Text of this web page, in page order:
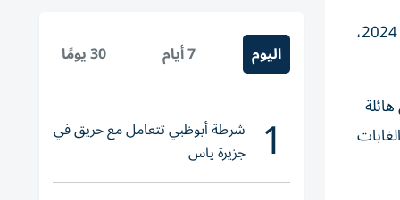
وفقدت أكبر دولة في أمريكا الجنوبية 985 ألف هكتار من غطائها النباتي الأصلي العام الماضي، بانخفاض قدره 20,6% مقارنة بعام 2024،
من حرائق هائلة
اليوم 7 أيام 30 يومًا
1 شرطة أبوظبي تتعامل مع حريق في
جزيرة ياس